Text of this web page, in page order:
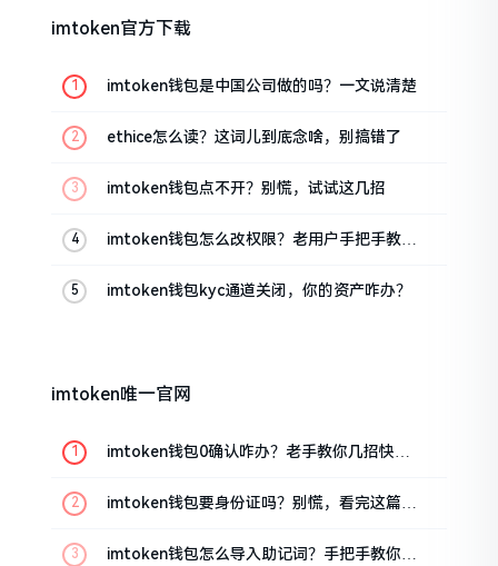
imtoken官方下载
imtoken钱包是中国公司做的吗？一文说清楚
ethice怎么读？这词儿到底念啥，别搞错了
imtoken钱包点不开？别慌，试试这几招
imtoken钱包怎么改权限？老用户手把手教你
imtoken钱包kyc通道关闭，你的资产咋办？
imtoken唯一官网
imtoken钱包0确认咋办？老手教你几招快速
imtoken钱包要身份证吗？别慌，看完这篇就
imtoken钱包怎么导入助记词？手把手教你找